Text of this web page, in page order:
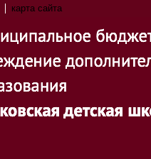
карта сайта